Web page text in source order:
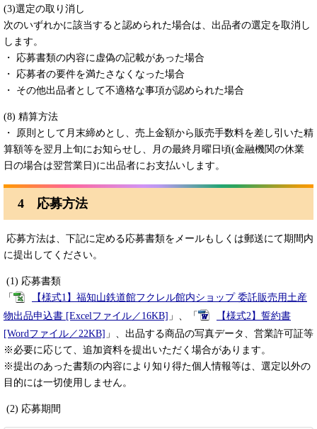
(3)選定の取り消し
次のいずれかに該当すると認められた場合は、出品者の選定を取消し
します。
・ 応募書類の内容に虚偽の記載があった場合
・ 応募者の要件を満たさなくなった場合
・ その他出品者として不適格な事項が認められた場合
(8) 精算方法
・ 原則として月末締めとし、売上金額から販売手数料を差し引いた精
算額等を翌月上旬にお知らせし、月の最終月曜日頃(金融機関の休業
日の場合は翌営業日)に出品者にお支払いします。
4 応募方法
応募方法は、下記に定める応募書類をメールもしくは郵送にて期間内
に提出してください。
(1) 応募書類
「
【様式1】福知山鉄道館フクレル館内ショップ 委託販売用土産
物出品申込書 [Excelファイル／16KB] 」、「
【様式2】誓約書
[Wordファイル／22KB] 」、出品する商品の写真データ、営業許可証等
※必要に応じて、追加資料を提出いただく場合があります。
※提出のあった書類の内容により知り得た個人情報等は、選定以外の
目的には一切使用しません。
(2) 応募期間